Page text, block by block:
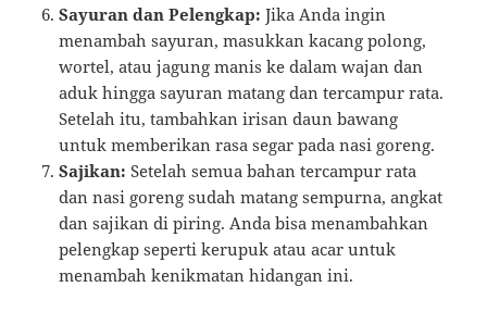
Sayuran dan Pelengkap: Jika Anda ingin
menambah sayuran, masukkan kacang polong,
wortel, atau jagung manis ke dalam wajan dan
aduk hingga sayuran matang dan tercampur rata.
Setelah itu, tambahkan irisan daun bawang
untuk memberikan rasa segar pada nasi goreng.
Sajikan: Setelah semua bahan tercampur rata
dan nasi goreng sudah matang sempurna, angkat
dan sajikan di piring. Anda bisa menambahkan
pelengkap seperti kerupuk atau acar untuk
menambah kenikmatan hidangan ini.